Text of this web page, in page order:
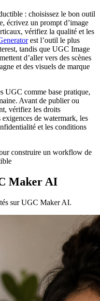
: choisissez le bon outil
écrivez un prompt d’image
vérifiez la qualité et les
est l’outil le plus
tandis que UGC Image
d’aller vers des scènes
et des visuels de marque
UGC comme base pratique,
Avant de publier ou
vérifiez les droits
de watermark, les
et les conditions
Maker AI
sur UGC Maker AI.